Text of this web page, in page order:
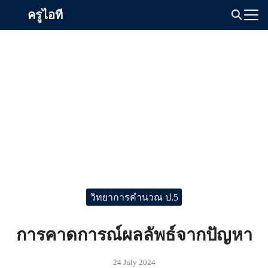
ครูไอที
วิทยาการคำนวณ ป.5
การคาดการณ์ผลลัพธ์จากปัญหา
24 July 2024